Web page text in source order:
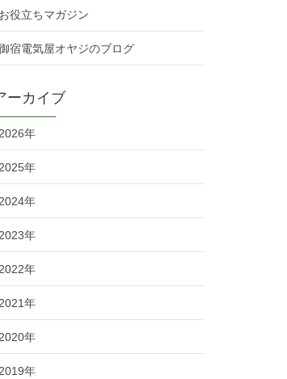
お役立ちマガジン
宿電気屋オヤジのブログ
ーカイブ
2026年
2025年
2024年
2023年
2022年
2021年
2020年
2019年